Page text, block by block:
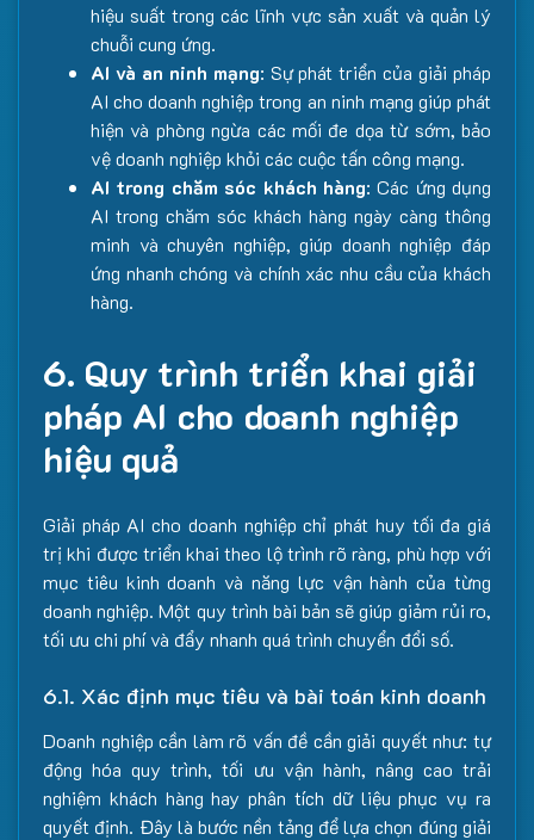
hiệu suất trong các lĩnh vực sản xuất và quản lý
chuỗi cung ứng.
AI và an ninh mạng: Sự phát triển của giải pháp
AI cho doanh nghiệp trong an ninh mạng giúp phát
hiện và phòng ngừa các mối đe dọa từ sớm, bảo
vệ doanh nghiệp khỏi các cuộc tấn công mạng.
AI trong chăm sóc khách hàng: Các ứng dụng
AI trong chăm sóc khách hàng ngày càng thông
minh và chuyên nghiệp, giúp doanh nghiệp đáp
ứng nhanh chóng và chính xác nhu cầu của khách
hàng.
6. Quy trình triển khai giải
pháp AI cho doanh nghiệp
hiệu quả
Giải pháp AI cho doanh nghiệp chỉ phát huy tối đa giá
trị khi được triển khai theo lộ trình rõ ràng, phù hợp với
mục tiêu kinh doanh và năng lực vận hành của từng
doanh nghiệp. Một quy trình bài bản sẽ giúp giảm rủi ro,
tối ưu chi phí và đẩy nhanh quá trình chuyển đổi số.
6.1. Xác định mục tiêu và bài toán kinh doanh
Doanh nghiệp cần làm rõ vấn đề cần giải quyết như: tự
động hóa quy trình, tối ưu vận hành, nâng cao trải
nghiệm khách hàng hay phân tích dữ liệu phục vụ ra
quyết định. Đây là bước nền tảng để lựa chọn đúng giải